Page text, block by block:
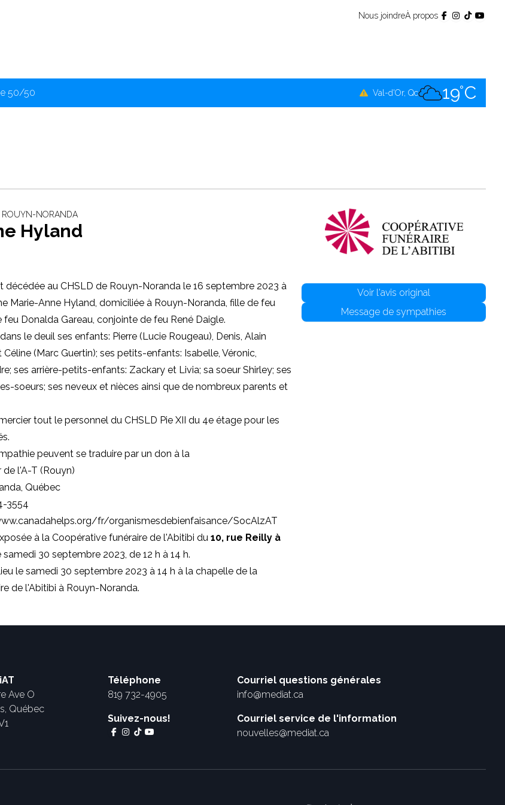
Nous joindreÀ propos
50/50 Val-d'Or, Qc 19°C
ROUYN-NORANDA
Hyland
décédée au CHSLD de Rouyn-Noranda le 16 septembre 2023 à
Marie-Anne Hyland, domiciliée à Rouyn-Noranda, fille de feu
Donalda Gareau, conjointe de feu René Daigle.
le deuil ses enfants: Pierre (Lucie Rougeau), Denis, Alain
(Marc Guertin); ses petits-enfants: Isabelle, Véronic,
ses arrière-petits-enfants: Zackary et Livia; sa soeur Shirley; ses
soeurs; ses neveux et nièces ainsi que de nombreux parents et
tout le personnel du CHSLD Pie XII du 4e étage pour les
peuvent se traduire par un don à la
l'A-T (Rouyn)
Québec
3554
fr/organismesdebienfaisance/SocAlzAT
à la Coopérative funéraire de l'Abitibi du 10, rue Reilly à
samedi 30 septembre 2023, de 12 h à 14 h.
le samedi 30 septembre 2023 à 14 h à la chapelle de la
de l'Abitibi à Rouyn-Noranda.
Voir l'avis original
Message de sympathies
Ave O
Québec
Téléphone
819 732-4905
Suivez-nous!
Courriel questions générales
info@mediat.ca
Courriel service de l'information
nouvelles@mediat.ca